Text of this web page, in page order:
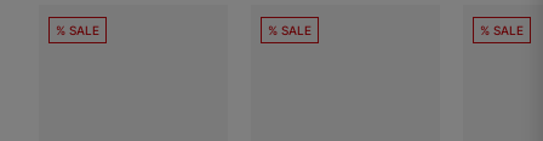
% SALE % SALE % SALE